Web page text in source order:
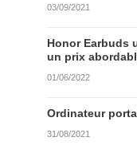
03/09/2021
Honor Earbuds
un prix
01/06/2022
Ordinateur
31/08/2021